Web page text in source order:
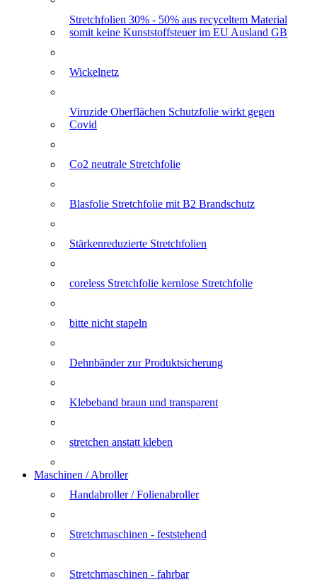
Stretchfolien 30% - 50% aus recyceltem Material
somit keine Kunststoffsteuer im EU Ausland GB
Wickelnetz
Viruzide Oberflächen Schutzfolie wirkt gegen
Covid
Co2 neutrale Stretchfolie
Blasfolie Stretchfolie mit B2 Brandschutz
Stärkenreduzierte Stretchfolien
coreless Stretchfolie kernlose Stretchfolie
bitte nicht stapeln
Dehnbänder zur Produktsicherung
Klebeband braun und transparent
stretchen anstatt kleben
Maschinen / Abroller
Handabroller / Folienabroller
Stretchmaschinen - feststehend
Stretchmaschinen - fahrbar